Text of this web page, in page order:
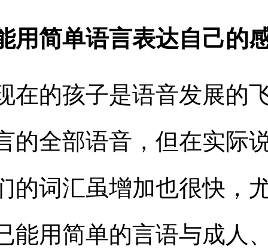
用简单语言表达自己的
在的孩子是语音发展的
的全部语音，但在实际
的词汇虽增加也很快，
能用简单的言语与成人